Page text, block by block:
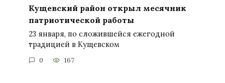
Кущевский район открыл месячник
патриотической работы
23 января, по сложившейся ежегодной
традицией в Кущевском
0 167